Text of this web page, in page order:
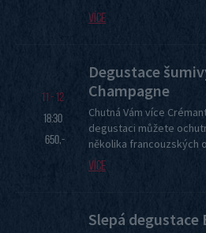
Více
11 - 12
18:30
650,-
Degustace
Champagne
Chutná Vám více
degustaci můžete
několika francouzských
Více
Slepá degustace